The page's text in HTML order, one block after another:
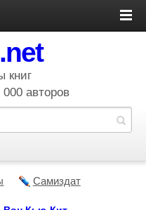
книг
000 авторов
Самиздат